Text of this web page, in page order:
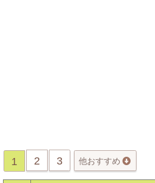
1 2 3 他おすすめ